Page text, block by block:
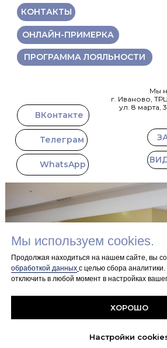
Мы используем cookies.
Продолжая находиться на нашем сайте, вы
обработкой данных с целью сбора
отключить в любой момент в настройках
ХОРОШО
Настройки
Мы
г. Иваново,
ул. 8 марта,
22
DIAMOND@ZOLOTO37.COM
© 2026
Вся информация на сайте носит исключительно
КОНТАКТЫ
ОНЛАЙН-ПРИМЕРКА
ПРОГРАММА ЛОЯЛЬНОСТИ
ВКонтакте
Телеграм
WhatsApp